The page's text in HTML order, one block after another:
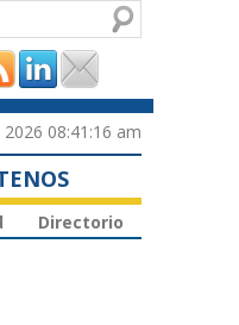
08:41:16 am
Directorio